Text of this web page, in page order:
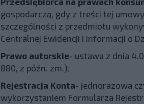
gospodarczą, gdy z treści tej
szczególności z przedmiotu
Centralnej Ewidencji i Informacji o
Prawo autorskie- ustawa z dnia
880, z późn. zm.);
Rejestracja Konta- jednorazowa
wykorzystaniem Formularza